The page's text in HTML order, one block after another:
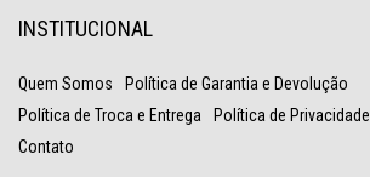
INSTITUCIONAL
Quem Somos
Política de Garantia e Devolução
Política de Troca e Entrega
Política de Privacidade
Contato